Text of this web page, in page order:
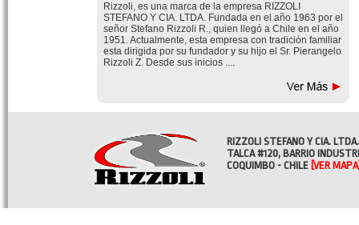
Rizzoli, es una marca de la empresa RIZZOLI
STEFANO Y CIA. LTDA. Fundada en el año 1963 por el
señor Stefano Rizzoli R., quien llegó a Chile en el año
1951. Actualmente, esta empresa con tradición familiar
esta dirigida por su fundador y su hijo el Sr. Pierangelo
Rizzoli Z. Desde sus inicios ....
RIZZOLI STEFANO Y CIA. LTDA.
TALCA #120, BARRIO
COQUIMBO - CHILE [VER